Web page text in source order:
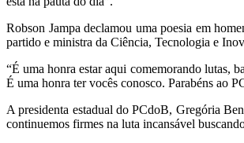
Robson Jampa declamou uma poesia em
partido e ministra da Ciência, Tecnologia e
“É uma honra estar aqui comemorando lutas,
É uma honra ter vocês conosco. Parabéns ao
A presidenta estadual do PCdoB, Gregória
continuemos firmes na luta incansável